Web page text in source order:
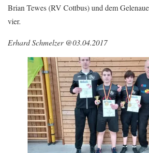
Brian Tewes (RV Cottbus) und dem
vier.
Erhard Schmelzer @03.04.2017